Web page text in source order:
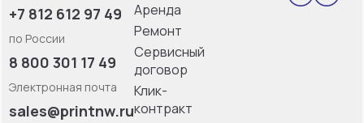
+7 812 612 97 49
по России
8 800 301 17 49
Электронная почта
sales@printnw.ru
Аренда
Ремонт
Сервисный
договор
Клик-
контракт